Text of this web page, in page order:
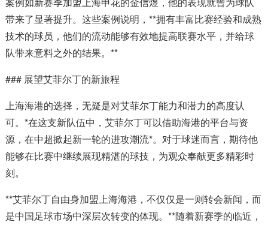
带来了显著提升。这些案例说明，**拥有丰富比赛经验和成熟
技术的球员，他们的流动能够有效地提高联赛水平，并给球
队带来意料之外的结果。**
### 展望艾菲尔丁的新旅程
上海海港的选择，无疑是对艾菲尔丁能力和潜力的高度认
可。*在这支新队伍中，艾菲尔丁可以借助海港的平台与资
源，在中超掀起新一轮的进攻潮流*。对于球迷而言，期待他
能够在比赛中继续展现精湛的球技，为观众奉献更多精彩时
刻。
**艾菲尔丁自由身加盟上海海港，不仅仅是一则转会新闻，而
是中国足球市场中深层次转变的体现。**随着新赛季的临近，